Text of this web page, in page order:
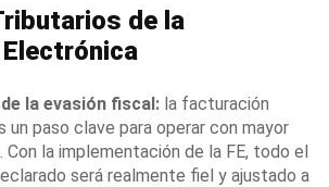
de la
la evasión fiscal: la facturación
un paso clave para operar con mayor
Con la implementación de la FE, todo el
será realmente fiel y ajustado a